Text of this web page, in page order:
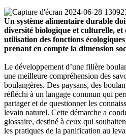
Un système alimentaire durable
diversité biologique et culturelle,
utilisation des fonctions écologiques
prenant en compte la dimension
Le développement d’une filière
une meilleure compréhension des
boulangères. Des paysans, des
réfléchi à un langage commun qui
partager et de questionner les
levain naturel. Cette démarche a
glossaire, destiné à ceux qui
les pratiques de la panification au